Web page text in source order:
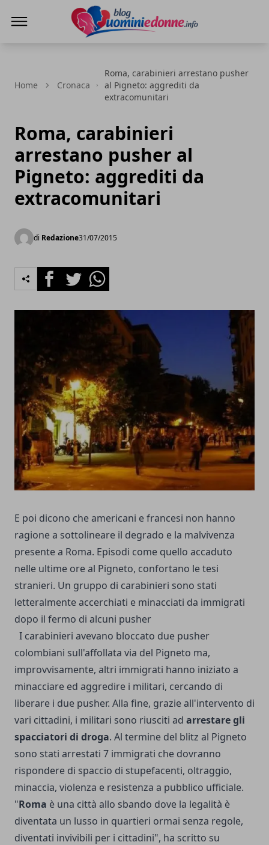
Home Cronaca
Roma, carabinieri arrestano pusher
al Pigneto: aggrediti da
extracomunitari
Roma, carabinieri
arrestano pusher al
Pigneto: aggrediti da
extracomunitari
di Redazione31/07/2015
FacebookTwitterWhatsapp
E poi dicono che americani e francesi non hanno
ragione a sottolineare il degrado e la malvivenza
presente a Roma. Episodi come quello accaduto
nelle ultime ore al Pigneto, confortano le tesi
stranieri. Un gruppo di carabinieri sono stati
letteralmente accerchiati e minacciati da immigrati
dopo il fermo di alcuni pusher
I carabinieri avevano bloccato due pusher
colombiani sull'affollata via del Pigneto ma,
improvvisamente, altri immigrati hanno iniziato a
minacciare ed aggredire i militari, cercando di
liberare i due pusher. Alla fine, grazie all'intervento di
vari cittadini, i militari sono riusciti ad arrestare gli
spacciatori di droga. Al termine del blitz al Pigneto
sono stati arrestati 7 immigrati che dovranno
rispondere di spaccio di stupefacenti, oltraggio,
minaccia, violenza e resistenza a pubblico ufficiale.
"Roma è una città allo sbando dove la legalità è
diventata un lusso in quartieri ormai senza regole,
diventati invivibili per i cittadini", ha scritto su